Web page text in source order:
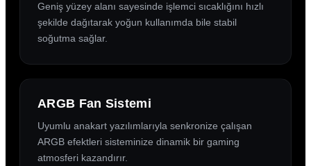
Geniş yüzey alanı sayesinde işlemci sıcaklığını hızlı
şekilde dağıtarak yoğun kullanımda bile stabil
soğutma sağlar.
ARGB Fan Sistemi
Uyumlu anakart yazılımlarıyla senkronize çalışan
ARGB efektleri sisteminize dinamik bir gaming
atmosferi kazandırır.